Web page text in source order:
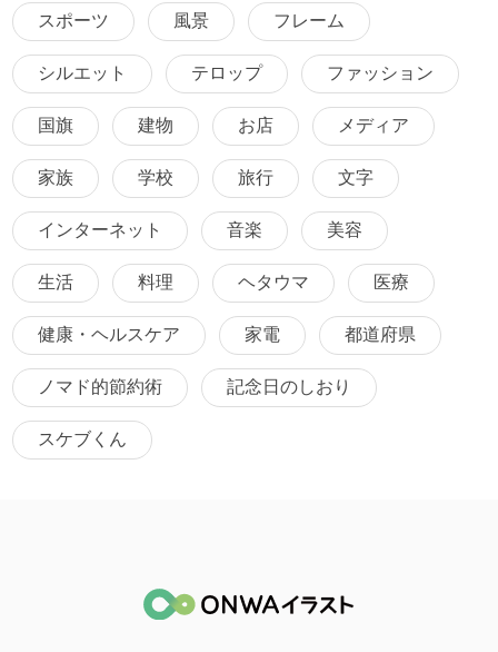
スポーツ 風景 フレーム
シルエット テロップ ファッション
国旗 建物 お店 メディア
家族 学校 旅行 文字
インターネット 音楽 美容
生活 料理 ヘタウマ 医療
健康・ヘルスケア 家電 都道府県
ノマド的節約術 記念日のしおり
スケブくん